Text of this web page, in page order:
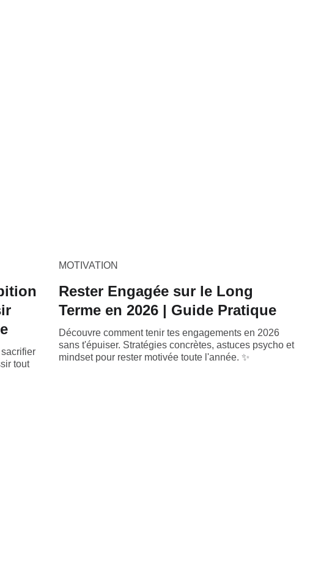
tout
MOTIVATION
Rester Engagée sur le Long
Terme en 2026 | Guide Pratique
Découvre comment tenir tes engagements en 2026
sans t'épuiser. Stratégies concrètes, astuces psycho et
mindset pour rester motivée toute l'année. ✨